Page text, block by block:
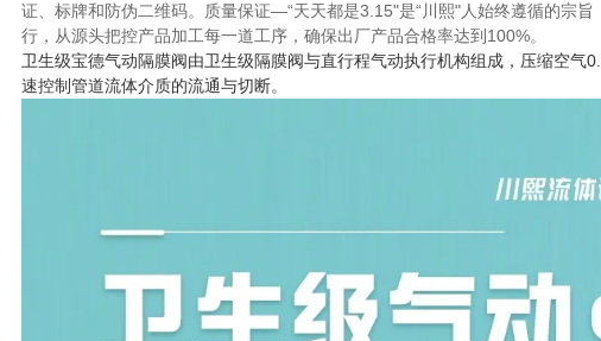
证、标牌和防伪二维码。质量保证—“天天都是3.15"是“川熙"人始终遵循的宗
行，从源头把控产品加工每一道工序，确保出厂产品合格率达到100%。
卫生级宝德气动隔膜阀由卫生级隔膜阀与直行程气动执行机构组成，压缩空
速控制管道流体介质的流通与切断。